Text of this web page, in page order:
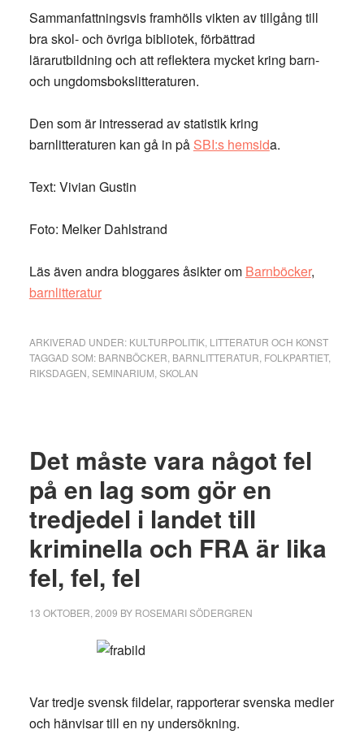
Sammanfattningsvis framhölls vikten av tillgång till
bra skol- och övriga bibliotek, förbättrad
lärarutbildning och att reflektera mycket kring barn-
och ungdomsbokslitteraturen.
Den som är intresserad av statistik kring
barnlitteraturen kan gå in på SBI:s hemsida.
Text: Vivian Gustin
Foto: Melker Dahlstrand
Läs även andra bloggares åsikter om Barnböcker,
barnlitteratur
ARKIVERAD UNDER: KULTURPOLITIK, LITTERATUR OCH KONST
TAGGAD SOM: BARNBÖCKER BARNLITTERATUR FOLKPARTIET,
RIKSDAGEN SEMINARIUM SKOLAN
Det måste vara något fel
på en lag som gör en
tredjedel i landet till
kriminella och FRA är lika
fel, fel, fel
13 OKTOBER, 2009 BY ROSEMARI SÖDERGREN
Var tredje svensk fildelar, rapporterar svenska medier
och hänvisar till en ny undersökning.